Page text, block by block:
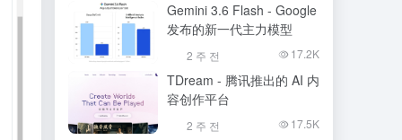
Gemini 3.6 Flash - Google
发布的新一代主力模型
2 주 전 17.2K
TDream - 腾讯推出的 AI 内
容创作平台
2 주 전 17.5K